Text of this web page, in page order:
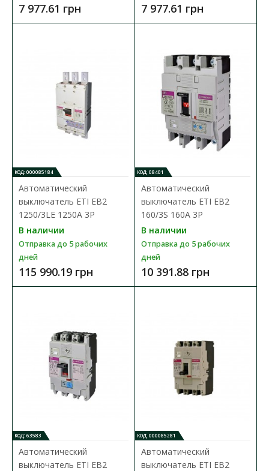
Автоматический выключатель ETI EB2 125/3L 125A
Промышленные автоматические выключатели ETIBREAK EB2
предназначены для защиты питающих линий, элект..
7 662.70 грн
В КОРЗИНУ
7 977.61 грн 7 977.61 грн
КОД: 000085184
Автоматический
выключатель ETI EB2
1250/3LE 1250A 3P
В наличии
Отправка до 5 рабочих
дней
115 990.19 грн
КОД: 08401
Автоматический
выключатель ETI EB2
160/3S 160A 3P
В наличии
Отправка до 5 рабочих
дней
10 391.88 грн
КОД: 63583
Автоматический
выключатель ETI EB2
КОД: 000085281
Автоматический
выключатель ETI EB2